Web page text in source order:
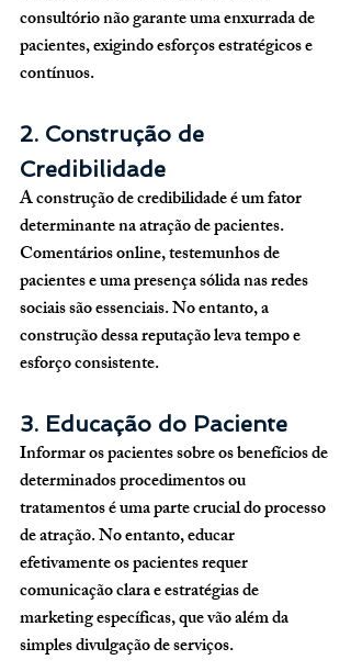
consultório não garante uma enxurrada de
pacientes, exigindo esforços estratégicos e
contínuos.
2. Construção de
Credibilidade
A construção de credibilidade é um fator
determinante na atração de pacientes.
Comentários online, testemunhos de
pacientes e uma presença sólida nas redes
sociais são essenciais. No entanto, a
construção dessa reputação leva tempo e
esforço consistente.
3. Educação do Paciente
Informar os pacientes sobre os benefícios de
determinados procedimentos ou
tratamentos é uma parte crucial do processo
de atração. No entanto, educar
efetivamente os pacientes requer
comunicação clara e estratégias de
marketing específicas, que vão além da
simples divulgação de serviços.